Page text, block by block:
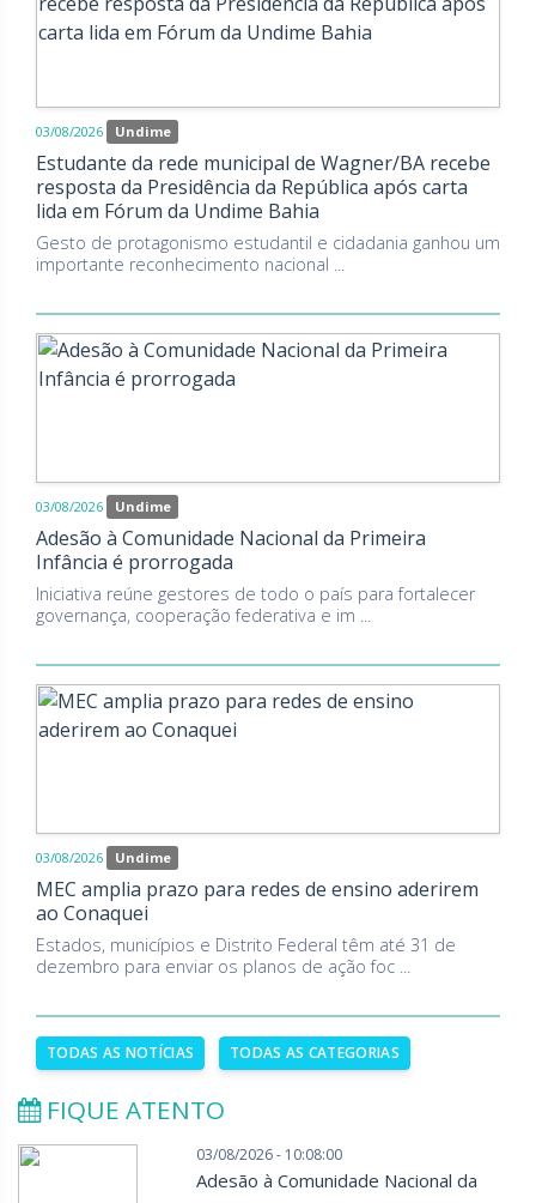
03/08/2026 Undime
Estudante da rede municipal de Wagner/BA recebe
resposta da Presidência da República após carta
lida em Fórum da Undime Bahia
Gesto de protagonismo estudantil e cidadania ganhou um
importante reconhecimento nacional ...
03/08/2026 Undime
Adesão à Comunidade Nacional da Primeira
Infância é prorrogada
Iniciativa reúne gestores de todo o país para fortalecer
governança, cooperação federativa e im ...
03/08/2026 Undime
MEC amplia prazo para redes de ensino aderirem
ao Conaquei
Estados, municípios e Distrito Federal têm até 31 de
dezembro para enviar os planos de ação foc ...
TODAS AS NOTÍCIAS TODAS AS CATEGORIAS
FIQUE ATENTO
03/08/2026 - 10:08:00
Adesão à Comunidade Nacional da